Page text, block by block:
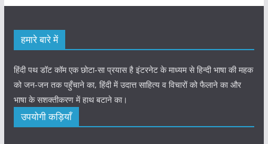
हमारे बारे में
हिंदी पथ डॉट कॉम एक छोटा-सा प्रयास है इंटरनेट के माध्यम से हिन्दी भाषा की महक
को जन-जन तक पहुँचाने का, हिंदी में उदात्त साहित्य व विचारों को फैलाने का और
भाषा के सशक्तीकरण में हाथ बटाने का।
उपयोगी कड़ियाँ